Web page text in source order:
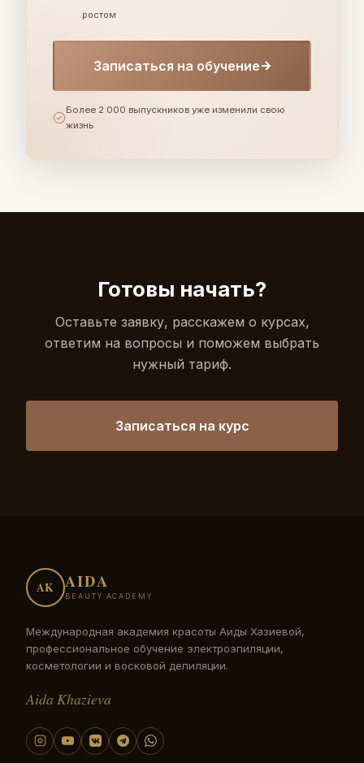
ростом
Записаться на обучение
Более 2 000 выпускников уже изменили свою
жизнь
Готовы начать?
Оставьте заявку, расскажем о курсах,
ответим на вопросы и поможем выбрать
нужный тариф.
Записаться на курс
AK AIDA
BEAUTY ACADEMY
Международная академия красоты Аиды Хазиевой,
профессиональное обучение электроэпиляции,
косметологии и восковой депиляции.
Aida Khazieva